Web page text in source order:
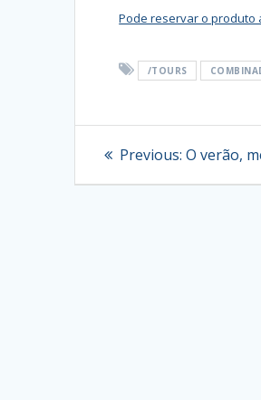
Pode reservar o produto
/TOURS
de
Previous: Previous
O verão,